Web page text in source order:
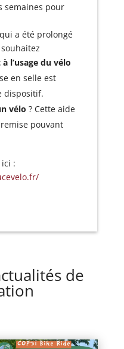
semaines pour
a été prolongé
l’usage du vélo
en selle est
dispositif.
vélo ? Cette aide
pouvant
:
fr/
de